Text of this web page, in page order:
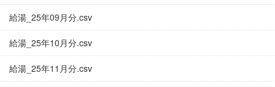
給湯_25年09月分.csv
給湯_25年10月分.csv
給湯_25年11月分.csv